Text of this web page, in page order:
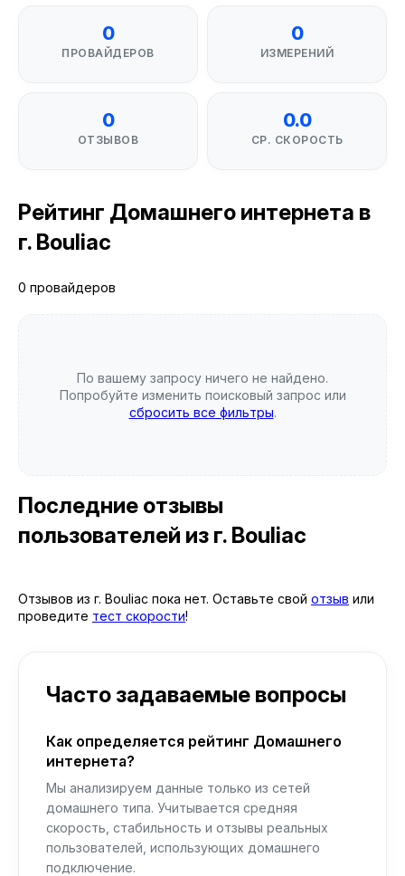
0
ПРОВАЙДЕРОВ
0
ИЗМЕРЕНИЙ
0
ОТЗЫВОВ
0.0
СР. СКОРОСТЬ
Рейтинг Домашнего интернета в
г. Bouliac
0 провайдеров
По вашему запросу ничего не найдено.
Попробуйте изменить поисковый запрос или
сбросить все фильтры.
Последние отзывы
пользователей из г. Bouliac
Отзывов из г. Bouliac пока нет. Оставьте свой отзыв или
проведите тест скорости!
Часто задаваемые вопросы
Как определяется рейтинг Домашнего
интернета?
Мы анализируем данные только из сетей
домашнего типа. Учитывается средняя
скорость, стабильность и отзывы реальных
пользователей, использующих домашнего
подключение.